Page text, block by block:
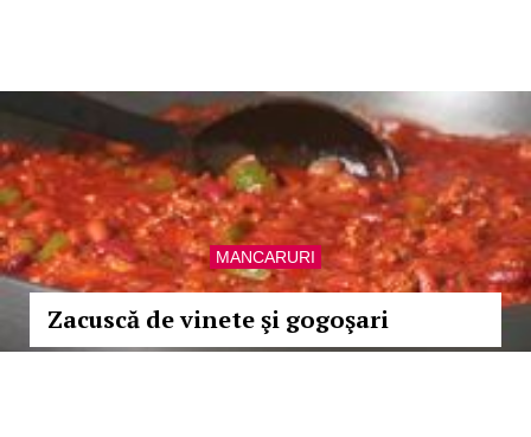
MANCARURI
Zacuscă de vinete şi gogoşari